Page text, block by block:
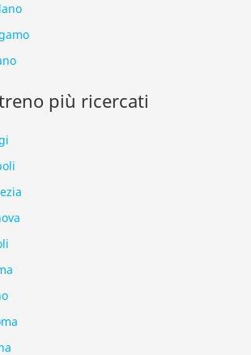
più ricercati